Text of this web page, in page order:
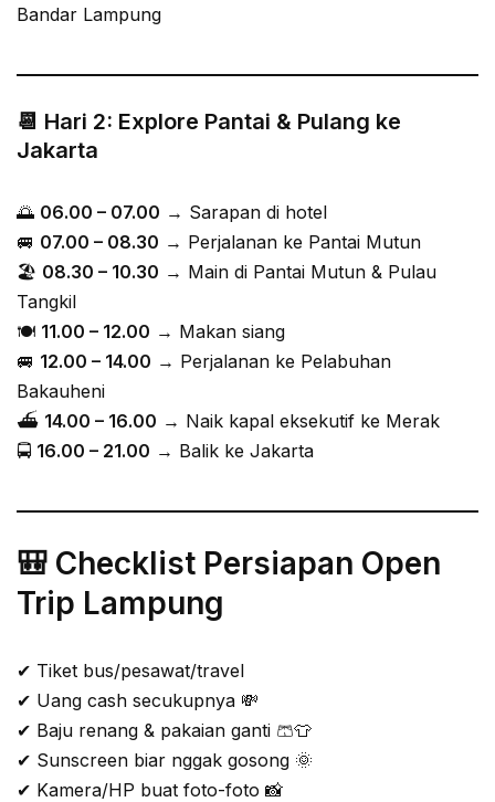
Bandar Lampung
📆 Hari 2: Explore Pantai & Pulang ke
Jakarta
🌅 06.00 – 07.00 → Sarapan di hotel
🚐 07.00 – 08.30 → Perjalanan ke Pantai Mutun
🏖 08.30 – 10.30 → Main di Pantai Mutun & Pulau
Tangkil
🍽 11.00 – 12.00 → Makan siang
🚐 12.00 – 14.00 → Perjalanan ke Pelabuhan
Bakauheni
⛴ 14.00 – 16.00 → Naik kapal eksekutif ke Merak
🚍 16.00 – 21.00 → Balik ke Jakarta
🎒 Checklist Persiapan Open
Trip Lampung
✔ Tiket bus/pesawat/travel
✔ Uang cash secukupnya 💸
✔ Baju renang & pakaian ganti 🩳👕
✔ Sunscreen biar nggak gosong 🌞
✔ Kamera/HP buat foto-foto 📸